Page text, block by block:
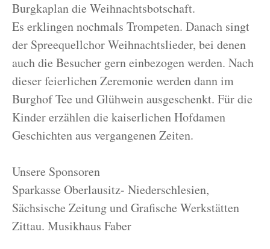
Burgkaplan die Weihnachtsbotschaft.
Es erklingen nochmals Trompeten. Danach singt
der Spreequellchor Weihnachtslieder, bei denen
auch die Besucher gern einbezogen werden. Nach
dieser feierlichen Zeremonie werden dann im
Burghof Tee und Glühwein ausgeschenkt. Für die
Kinder erzählen die kaiserlichen Hofdamen
Geschichten aus vergangenen Zeiten.
Unsere Sponsoren
Sparkasse Oberlausitz- Niederschlesien,
Sächsische Zeitung und Grafische Werkstätten
Zittau. Musikhaus Faber